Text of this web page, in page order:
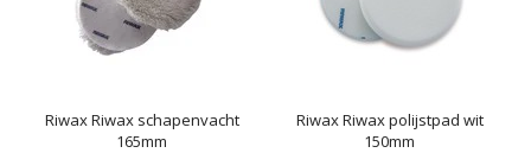
RiwaxRiwax schapenvacht
165mm
RiwaxRiwax polijstpad wit
150mm